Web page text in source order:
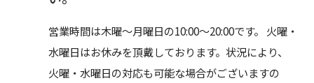
営業時間は木曜〜月曜日の10:00〜20:00です。 火曜・
水曜日はお休みを頂戴しております。状況により、
火曜・水曜日の対応も可能な場合がございますの